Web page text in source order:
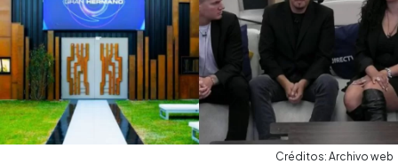
Créditos: Archivo web